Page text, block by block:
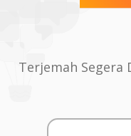
Terjemah Segera